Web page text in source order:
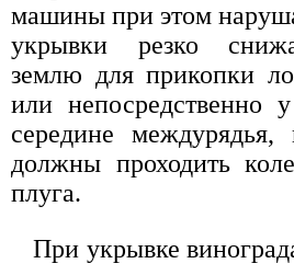
машины при этом
укрывки резко
землю для прикопки
или непосредственно
середине
должны проходить
плуга.
При укрывке